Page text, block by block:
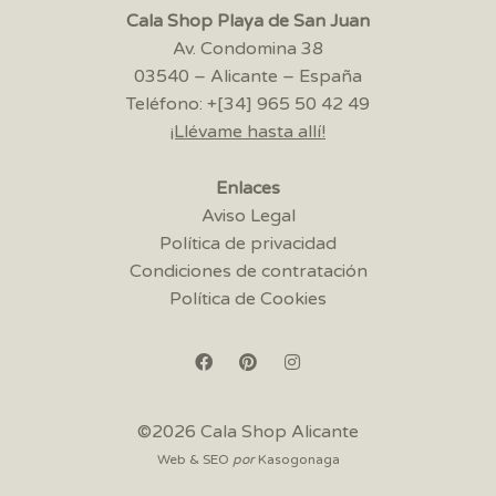
Cala Shop Playa de San Juan
Av. Condomina 38
03540 – Alicante – España
Teléfono: +[34] 965 50 42 49
¡Llévame hasta allí!
Enlaces
Aviso Legal
Política de privacidad
Condiciones de contratación
Política de Cookies
©2026 Cala Shop Alicante
Web & SEO por Kasogonaga